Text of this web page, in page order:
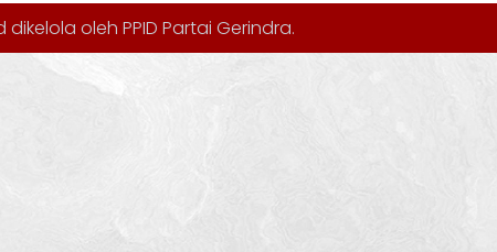
dikelola oleh PPID Partai Gerindra.